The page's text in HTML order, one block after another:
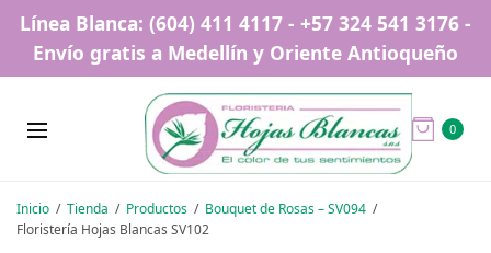
Línea Blanca: (604) 411 4117 - +57 324 541 3176 -
Envío gratis a Medellín y Oriente Antioqueño
0
Inicio Tienda Productos
Bouquet de Rosas – SV094
Floristería Hojas Blancas SV102